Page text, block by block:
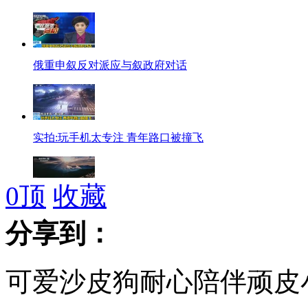
俄重申叙反对派应与叙政府对话
实拍:玩手机太专注 青年路口被撞飞
台湾民间票选"公路最美八景"
哈尔滨:村主任自掏97万买校车
0顶 收藏
分享到：
可爱沙皮狗耐心陪伴顽皮